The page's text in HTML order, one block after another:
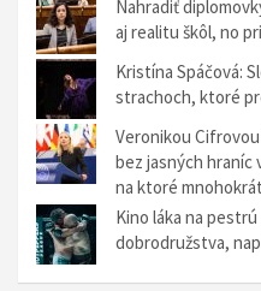
Nahradiť
aj realitu škôl, no
Kristína Spáčová:
strachoch, ktoré
Veronikou
bez jasných hraníc
na ktoré
Kino láka na
dobrodružstva,